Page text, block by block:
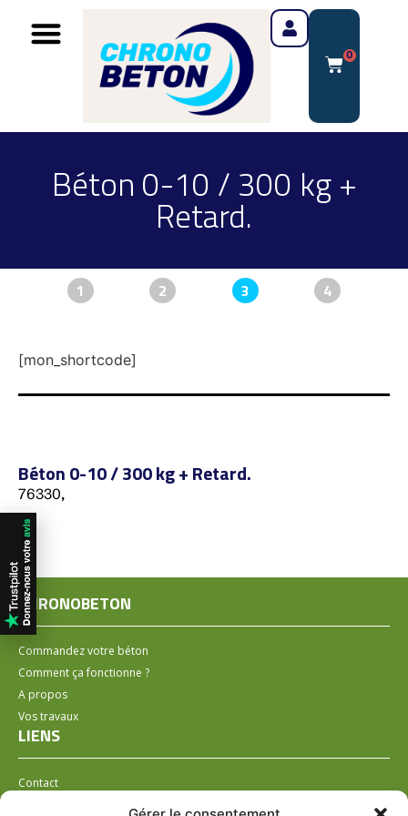
0
Béton 0-10 / 300 kg +
Retard.
1 2 3 4
[mon_shortcode]
Béton 0-10 / 300 kg + Retard.
76330,
CHRONOBETON
Commandez votre béton
Comment ça fonctionne ?
A propos
Vos travaux
LIENS
Contact